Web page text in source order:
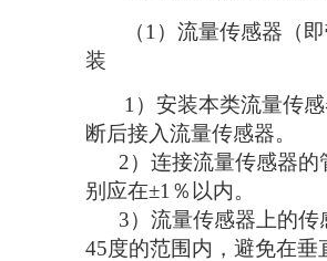
（1）流量传感器（即
装
1）安装本类流量传感
断后接入流量传感器。
2）连接流量传感器的
别应在±1％以内。
3）流量传感器上的传
45度的范围内，避免在